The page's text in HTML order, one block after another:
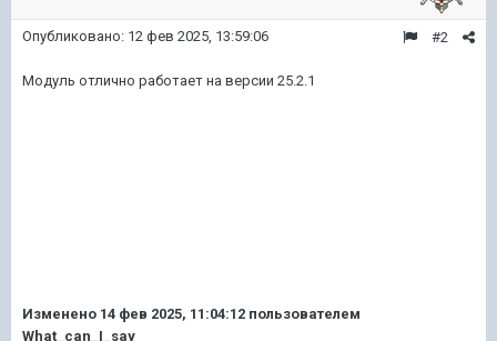
#2
Опубликовано: 12 фев 2025, 13:59:06
Модуль отлично работает на версии 25.2.1
Изменено 14 фев 2025, 11:04:12 пользователем
What_can_I_say